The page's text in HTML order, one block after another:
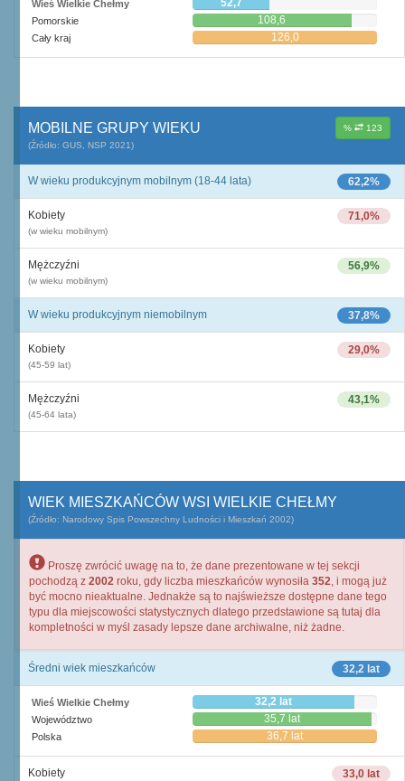
Wieś Wielkie Chełmy 52,7
Pomorskie 108,6
Cały kraj 126,0
% 123
MOBILNE GRUPY WIEKU
(Źródło: GUS, NSP 2021)
62,2%
W wieku produkcyjnym mobilnym (18-44 lata)
71,0%
Kobiety
(w wieku mobilnym)
56,9%
Mężczyźni
(w wieku mobilnym)
37,8%
W wieku produkcyjnym niemobilnym
29,0%
Kobiety
(45-59 lat)
43,1%
Mężczyźni
(45-64 lata)
WIEK MIESZKAŃCÓW WSI WIELKIE CHEŁMY
(Źródło: Narodowy Spis Powszechny Ludności i Mieszkań 2002)
Proszę zwrócić uwagę na to, że dane prezentowane w tej sekcji
pochodzą z 2002 roku, gdy liczba mieszkańców wynosiła 352, i mogą już
być mocno nieaktualne. Jednakże są to najświeższe dostępne dane tego
typu dla miejscowości statystycznych dlatego przedstawione są tutaj dla
kompletności w myśl zasady lepsze dane archiwalne, niż żadne.
32,2 lat
Średni wiek mieszkańców
Wieś Wielkie Chełmy 32,2 lat
Województwo 35,7 lat
Polska 36,7 lat
33,0 lat
Kobiety